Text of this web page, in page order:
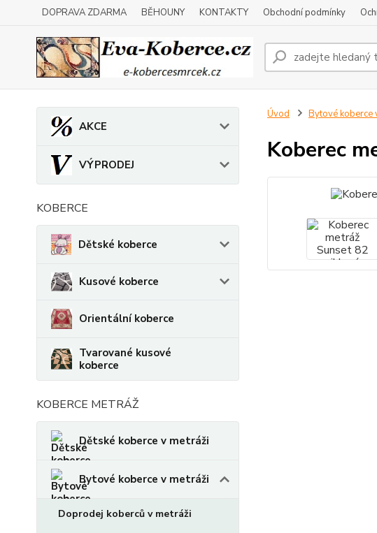
DOPRAVA ZDARMA BĚHOUNY KONTAKTY Obchodní podmínky
AKCE
VÝPRODEJ
KOBERCE
Dětské koberce
Kusové koberce
Orientální koberce
Tvarované kusové
koberce
KOBERCE METRÁŽ
Dětské koberce v metráži
Bytové koberce v metráži
Doprodej koberců v metráži
Úvod Bytové koberce
Koberec